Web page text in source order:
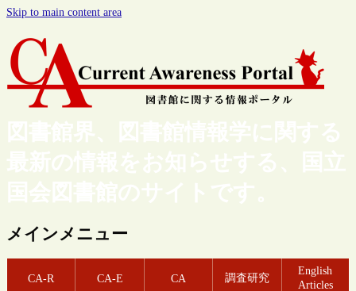
Skip to main content area
図書館界、図書館情報学に関する
最新の情報をお知らせする、国立
国会図書館のサイトです。
メインメニュー
CA-R CA-E CA 調査研究
English
Articles